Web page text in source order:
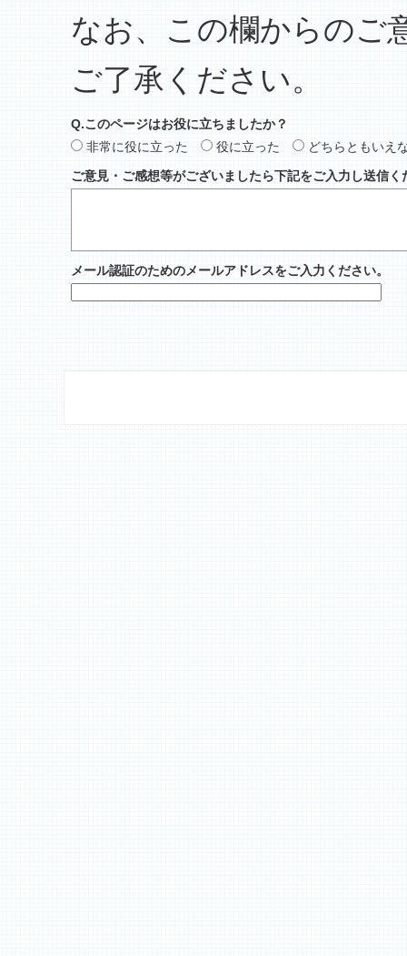
なお、この欄からのご
ご了承ください。
Q.このページはお役に立ちましたか？
非常に役に立った
役に立った
どちらともいえ
ご意見・ご感想等がございましたら下記をご入力し送信く
メール認証のためのメールアドレスをご入力ください。